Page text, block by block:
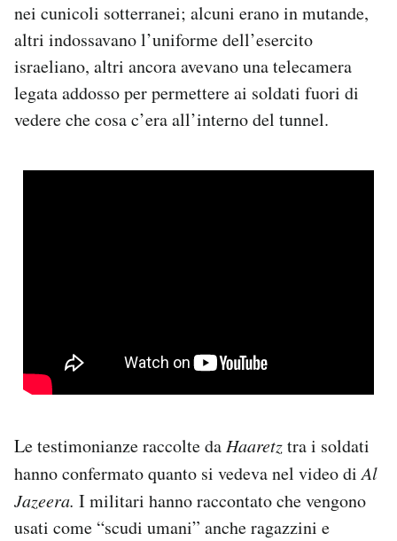
nei cunicoli sotterranei; alcuni erano in mutande,
altri indossavano l’uniforme dell’esercito
israeliano, altri ancora avevano una telecamera
legata addosso per permettere ai soldati fuori di
vedere che cosa c’era all’interno del tunnel.
Le testimonianze raccolte da Haaretztra i soldati
hanno confermato quanto si vedeva nel video diAl
Jazeera. I militari hanno raccontato che vengono
usati come “scudi umani” anche ragazzini e